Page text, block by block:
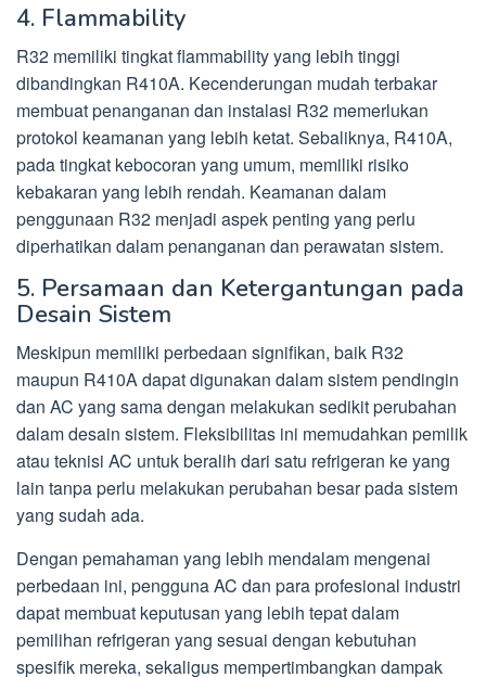
4. Flammability
R32 memiliki tingkat flammability yang lebih tinggi
dibandingkan R410A. Kecenderungan mudah terbakar
membuat penanganan dan instalasi R32 memerlukan
protokol keamanan yang lebih ketat. Sebaliknya, R410A,
pada tingkat kebocoran yang umum, memiliki risiko
kebakaran yang lebih rendah. Keamanan dalam
penggunaan R32 menjadi aspek penting yang perlu
diperhatikan dalam penanganan dan perawatan sistem.
5. Persamaan dan Ketergantungan pada
Desain Sistem
Meskipun memiliki perbedaan signifikan, baik R32
maupun R410A dapat digunakan dalam sistem pendingin
dan AC yang sama dengan melakukan sedikit perubahan
dalam desain sistem. Fleksibilitas ini memudahkan pemilik
atau teknisi AC untuk beralih dari satu refrigeran ke yang
lain tanpa perlu melakukan perubahan besar pada sistem
yang sudah ada.
Dengan pemahaman yang lebih mendalam mengenai
perbedaan ini, pengguna AC dan para profesional industri
dapat membuat keputusan yang lebih tepat dalam
pemilihan refrigeran yang sesuai dengan kebutuhan
spesifik mereka, sekaligus mempertimbangkan dampak